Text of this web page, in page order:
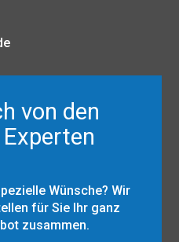
von den
Wünsche? Wir
für Sie Ihr ganz
zusammen.